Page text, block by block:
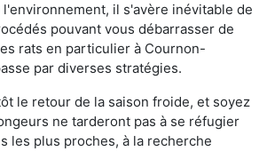
il s'avère inévitable de
pouvant vous débarrasser de
rats en particulier à Cournon-
par diverses stratégies.
le retour de la saison froide, et soyez
ne tarderont pas à se réfugier
les plus proches, à la recherche